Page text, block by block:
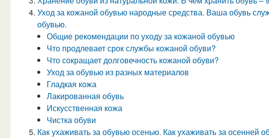
Уход за кожаной обувью народные средства. Ваша обувь
обувью.
Общие рекомендации по уходу за кожаной обувью
Что продлевает срок службы кожаной обуви?
Что сокращает долговечность кожаной обуви?
Уход за обувью из разных материалов
Гладкая кожа
Лакированная обувь
Искусственная кожа
Чистка обуви
Как ухаживать за обувью осенью. Как ухаживать за осенней